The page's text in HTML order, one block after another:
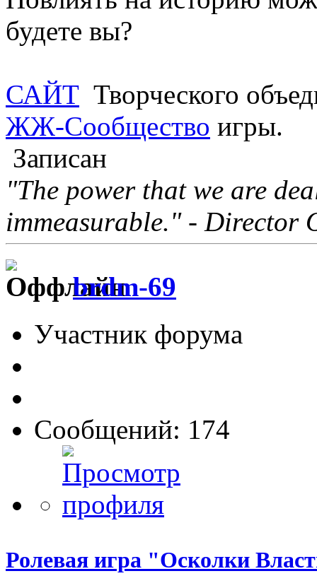
будете вы?
САЙТ Творческого
ЖЖ-Сообщество игры.
Записан
"The power that we are
immeasurable." - Director
brdm-69
Участник форума
Сообщений: 174
Ролевая игра "Осколки